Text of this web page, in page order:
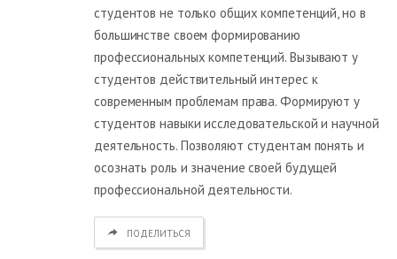
студентов не только общих компетенций, но в
большинстве своем формированию
профессиональных компетенций. Вызывают у
студентов действительный интерес к
современным проблемам права. Формируют у
студентов навыки исследовательской и научной
деятельность. Позволяют студентам понять и
осознать роль и значение своей будущей
профессиональной деятельности.
ПОДЕЛИТЬСЯ